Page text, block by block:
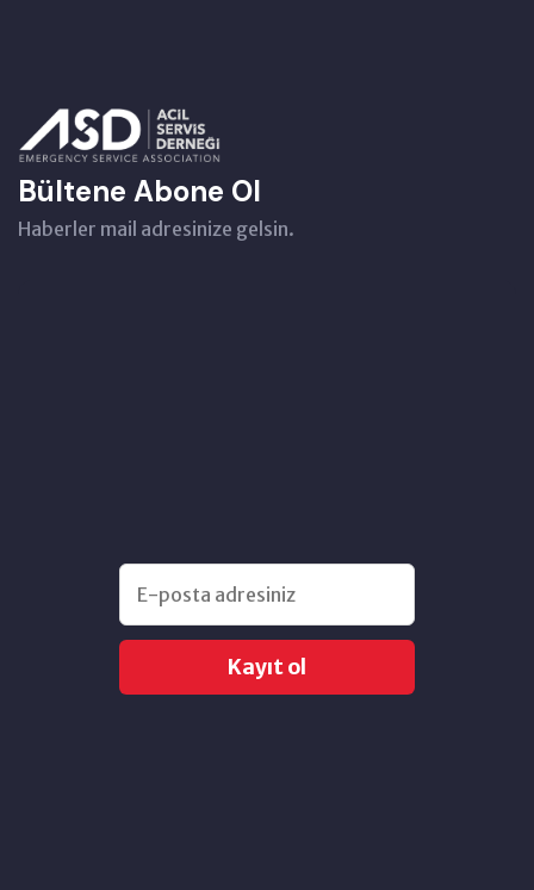
Bültene Abone Ol
Haberler mail adresinize gelsin.
Kayıt ol